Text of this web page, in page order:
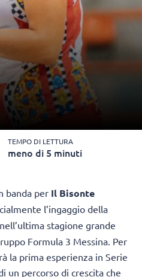
TEMPO DI LETTURA
meno di 5 minuti
banda per Il Bisonte
l’ingaggio della
stagione grande
Formula 3 Messina. Per
la prima esperienza in Serie
un percorso di crescita che